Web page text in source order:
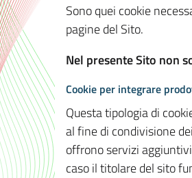
Sono quei cookie
pagine del Sito.
Nel presente Sito non
Cookie per integrare
Questa tipologia di
al fine di condivisione
offrono servizi
caso il titolare del sito